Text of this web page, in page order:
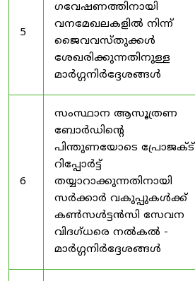
5
ഗവേഷണത്തിനായി
വനമേഖലകളിൽ നിന്ന്
ജൈവവസ്തുക്കൾ
ശേഖരിക്കുന്നതിനുള്ള
മാർഗ്ഗനിർദ്ദേശങ്ങൾ
6
സംസ്ഥാന ആസൂത്രണ
ബോർഡിൻ്റെ
പിന്തുണയോടെ പ്രോജക്ട്
റിപ്പോർട്ട്
തയ്യാറാക്കുന്നതിനായി
സർക്കാർ വകുപ്പുകൾക്ക്
കൺസൾട്ടൻസി സേവന
വിദഗ്ധരെ നൽകൽ -
മാർഗ്ഗനിർദ്ദേശങ്ങൾ